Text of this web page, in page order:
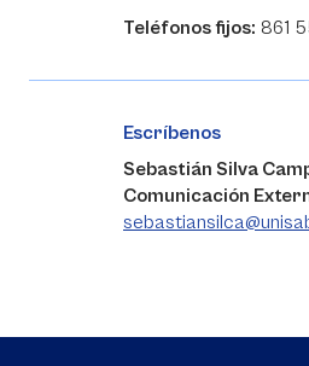
Teléfonos fijos: 861
Escríbenos
Sebastián Silva
Comunicación